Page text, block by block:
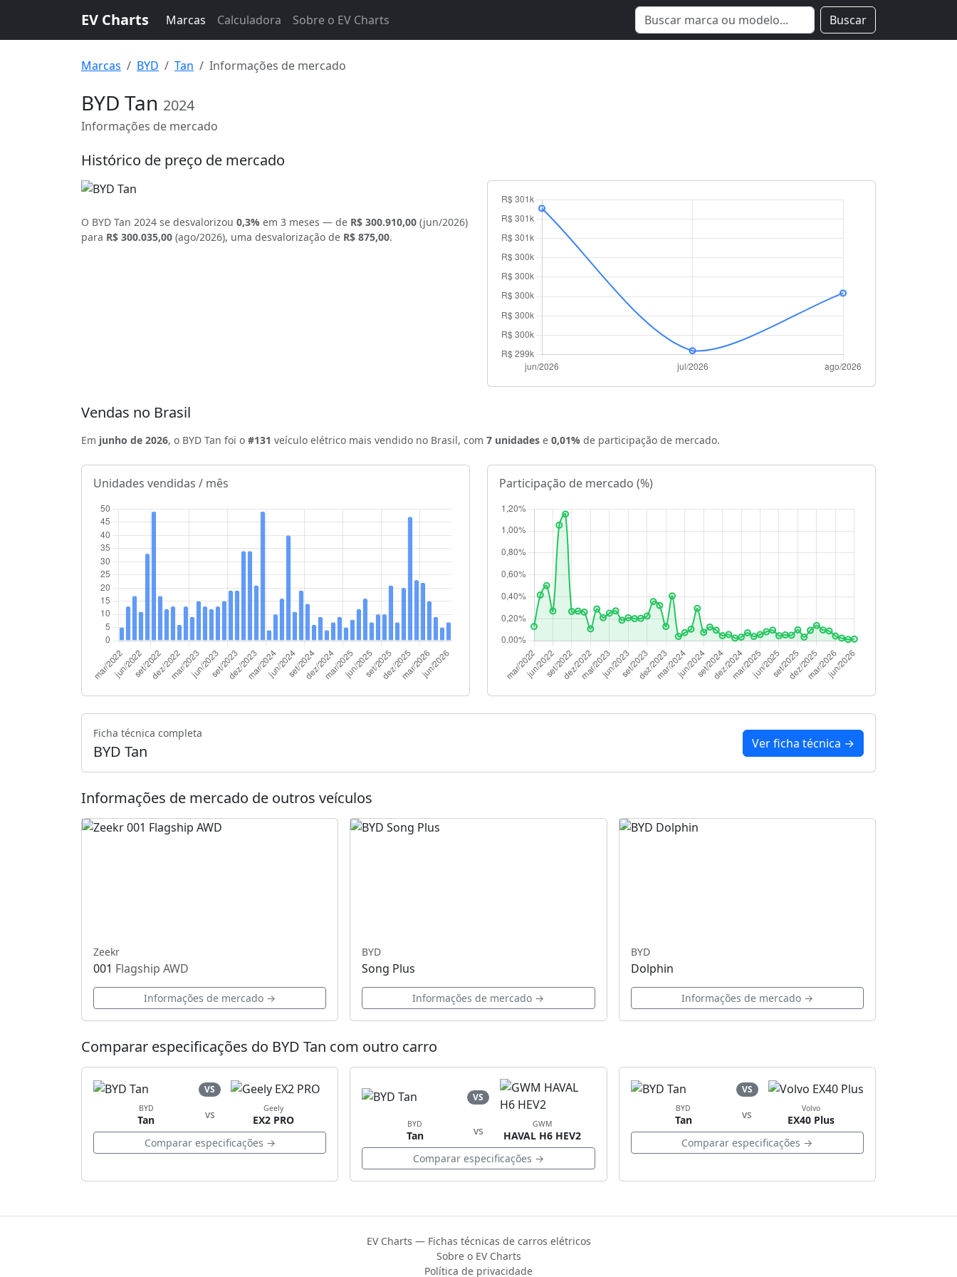
EV Charts Marcas Calculadora Sobre o EV Charts Buscar
Marcas BYD Tan Informações de mercado
BYD Tan 2024
Informações de mercado
Histórico de preço de mercado
O BYD Tan 2024 se desvalorizou 0,3% em 3 meses — de R$ 300.910,00 (jun/2026)
para R$ 300.035,00 (ago/2026), uma desvalorização de R$ 875,00.
Vendas no Brasil
Em junho de 2026, o BYD Tan foi o #131 veículo elétrico mais vendido no Brasil, com 7 unidades e 0,01% de participação de mercado.
Unidades vendidas / mês Participação de mercado (%)
Ficha técnica completa
BYD Tan Ver ficha técnica →
Informações de mercado de outros veículos
Zeekr
001 Flagship AWD
Informações de mercado →
BYD
Song Plus
Informações de mercado →
BYD
Dolphin
Informações de mercado →
Comparar especificações do BYD Tan com outro carro
VS
BYD
Tan vs Geely
EX2 PRO
Comparar especificações →
VS
BYD
Tan vs GWM
HAVAL H6 HEV2
Comparar especificações →
VS
BYD
Tan vs Volvo
EX40 Plus
Comparar especificações →
EV Charts — Fichas técnicas de carros elétricos
Sobre o EV Charts
Política de privacidade